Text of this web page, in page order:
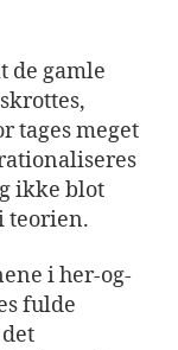
de gamle
tages meget
ikke blot
teorien.
i her-og-
fulde